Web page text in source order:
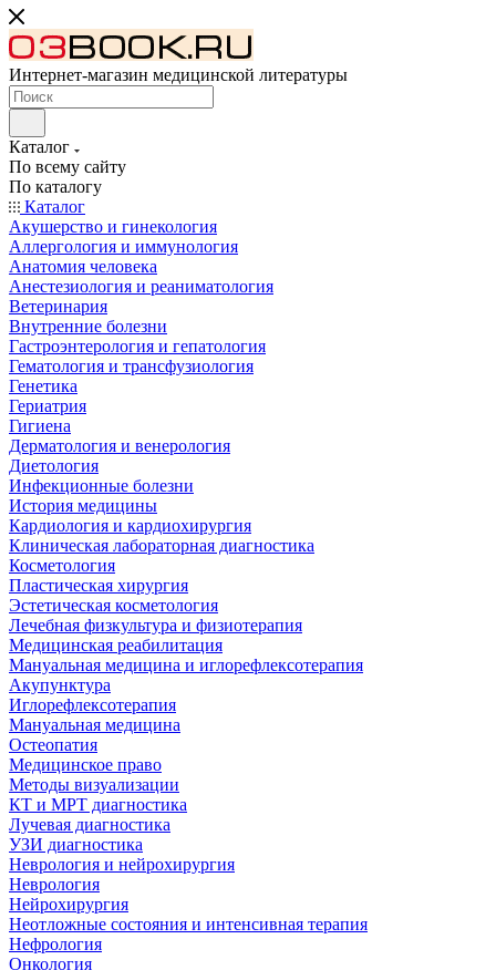
Интернет-магазин медицинской литературы
Каталог
По всему сайту
По каталогу
Каталог
Акушерство и гинекология
Аллергология и иммунология
Анатомия человека
Анестезиология и реаниматология
Ветеринария
Внутренние болезни
Гастроэнтерология и гепатология
Гематология и трансфузиология
Генетика
Гериатрия
Гигиена
Дерматология и венерология
Диетология
Инфекционные болезни
История медицины
Кардиология и кардиохирургия
Клиническая лабораторная диагностика
Косметология
Пластическая хирургия
Эстетическая косметология
Лечебная физкультура и физиотерапия
Медицинская реабилитация
Мануальная медицина и иглорефлексотерапия
Акупунктура
Иглорефлексотерапия
Мануальная медицина
Остеопатия
Медицинское право
Методы визуализации
КТ и МРТ диагностика
Лучевая диагностика
УЗИ диагностика
Неврология и нейрохирургия
Неврология
Нейрохирургия
Неотложные состояния и интенсивная терапия
Нефрология
Онкология